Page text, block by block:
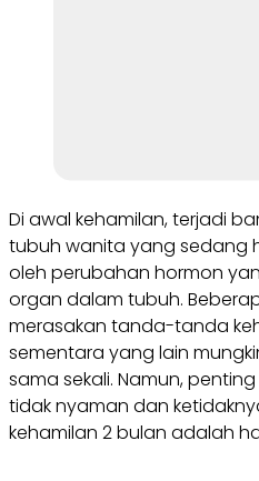
Di awal kehamilan, terjadi
tubuh wanita yang sedang
oleh perubahan hormon
organ dalam tubuh.
merasakan tanda-tanda
sementara yang lain
sama sekali. Namun,
tidak nyaman dan
kehamilan 2 bulan adalah